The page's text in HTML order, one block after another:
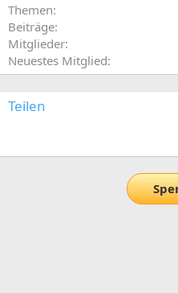
Themen
Beiträge
Mitglieder
Neuestes Mitglied
Teilen